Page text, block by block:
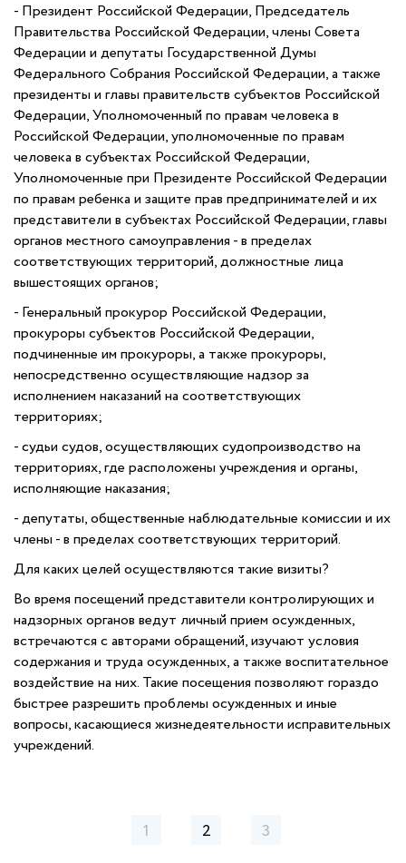
- Президент Российской Федерации, Председатель
Правительства Российской Федерации, члены Совета
Федерации и депутаты Государственной Думы
Федерального Собрания Российской Федерации, а также
президенты и главы правительств субъектов Российской
Федерации, Уполномоченный по правам человека в
Российской Федерации, уполномоченные по правам
человека в субъектах Российской Федерации,
Уполномоченные при Президенте Российской Федерации
по правам ребенка и защите прав предпринимателей и их
представители в субъектах Российской Федерации, главы
органов местного самоуправления - в пределах
соответствующих территорий, должностные лица
вышестоящих органов;
- Генеральный прокурор Российской Федерации,
прокуроры субъектов Российской Федерации,
подчиненные им прокуроры, а также прокуроры,
непосредственно осуществляющие надзор за
исполнением наказаний на соответствующих
территориях;
- судьи судов, осуществляющих судопроизводство на
территориях, где расположены учреждения и органы,
исполняющие наказания;
- депутаты, общественные наблюдательные комиссии и их
члены - в пределах соответствующих территорий.
Для каких целей осуществляются такие визиты?
Во время посещений представители контролирующих и
надзорных органов ведут личный прием осужденных,
встречаются с авторами обращений, изучают условия
содержания и труда осужденных, а также воспитательное
воздействие на них. Такие посещения позволяют гораздо
быстрее разрешить проблемы осужденных и иные
вопросы, касающиеся жизнедеятельности исправительных
учреждений.
1 2 3